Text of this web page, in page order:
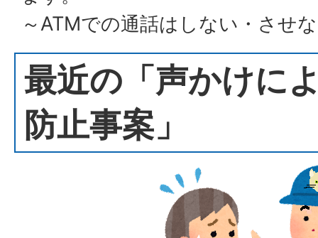
～ATMでの通話はしない・させ
最近の「声かけに
防止事案」